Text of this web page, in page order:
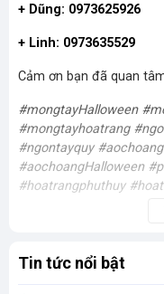
+ Dũng: 0973625926
+ Linh: 0973635529
Cảm ơn bạn đã quan
#mongtayHalloween
#mongtayhoatrang
#ngontayquy
#aochoangHalloween
#hoatrangphuthuy
- Tên sản phẩm: Bộ
quỷ (10 ngón)
Tin tức nổi bật